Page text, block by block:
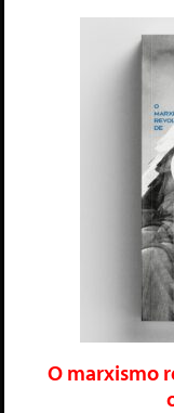
O marxismo